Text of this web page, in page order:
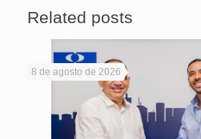
Related posts
8 de agosto de 2026